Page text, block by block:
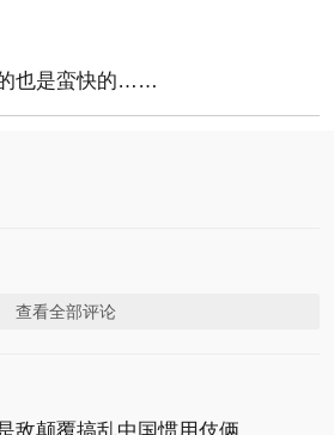
也是蛮快的……
查看全部评论